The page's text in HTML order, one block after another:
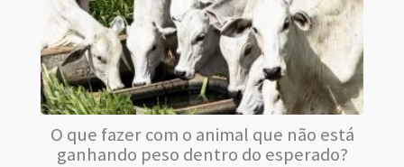
O que fazer com o animal que não está
ganhando peso dentro do esperado?